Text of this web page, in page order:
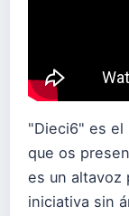
"Dieci6" es el
que os
es un altavoz
iniciativa sin